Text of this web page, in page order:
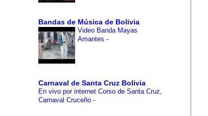
Bandas de Música de Bolivia
Video Banda Mayas
Amantes -
Carnaval de Santa Cruz Bolivia
En vivo por internet Corso de Santa Cruz,
Carnaval Cruceño -